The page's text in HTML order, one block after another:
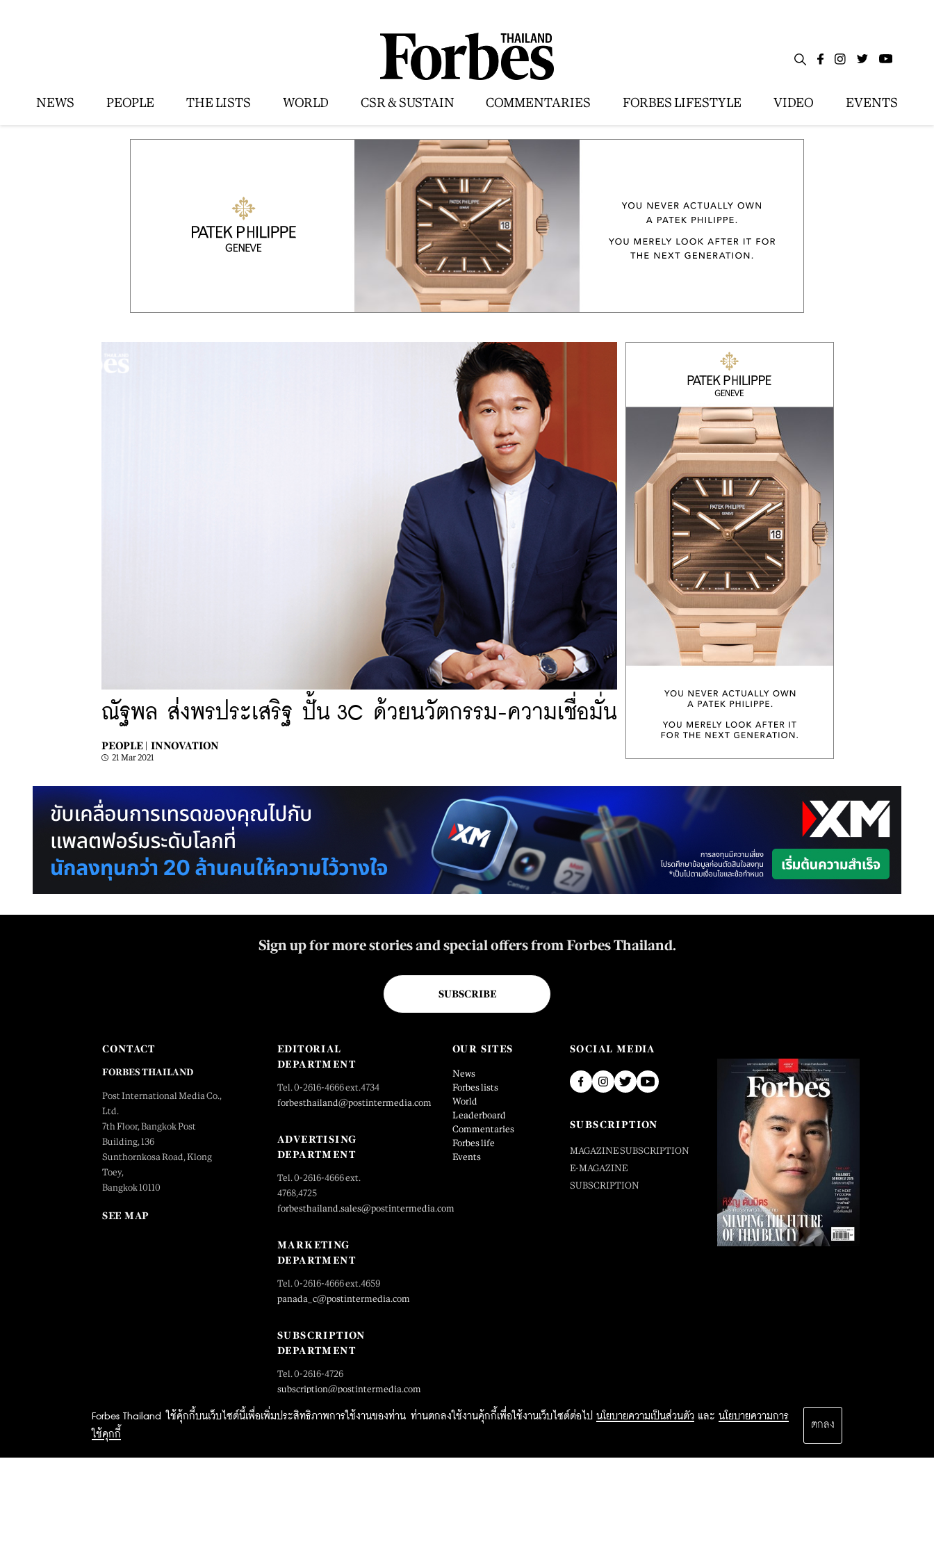
NEWS PEOPLE THE LISTS WORLD CSR & SUSTAIN COMMENTARIES FORBES LIFESTYLE VIDEO EVENTS
ณัฐพล ส่งพรประเสริฐ ปั้น 3C ด้วยนวัตกรรม-ความเชื่อมั่น
PEOPLE | INNOVATION
21 Mar 2021
Forbes Thailand ใช้คุ้กกี้บนเว็บไซต์นี้เพื่อเพิ่มประสิทธิภาพการใช้งานของท่าน ท่านตกลงใช้งานคุ้กกี้เพื่อใช้งานเว็บไซต์ต่อไป นโยบายความเป็นส่วนตัว และ นโยบายความการ
ใช้คุกกี้
ตกลง
Sign up for more stories and special offers from Forbes Thailand.
SUBSCRIBE
CONTACT
FORBES THAILAND
Post International Media Co.,
Ltd.
7th Floor, Bangkok Post
Building, 136
Sunthornkosa Road, Klong
Toey,
Bangkok 10110
SEE MAP
EDITORIAL
DEPARTMENT
Tel. 0-2616-4666 ext.4734
forbesthailand@postintermedia.com
ADVERTISING
DEPARTMENT
Tel. 0-2616-4666 ext.
4768,4725
forbesthailand.sales@postintermedia.com
MARKETING
DEPARTMENT
Tel. 0-2616-4666 ext.4659
panada_c@postintermedia.com
SUBSCRIPTION
DEPARTMENT
Tel. 0-2616-4726
subscription@postintermedia.com
OUR SITES
News
Forbes lists
World
Leaderboard
Commentaries
Forbes life
Events
SOCIAL MEDIA
SUBSCRIPTION
MAGAZINE SUBSCRIPTION
E-MAGAZINE
SUBSCRIPTION